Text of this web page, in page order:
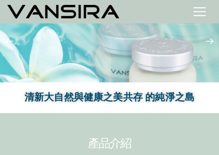
清新大自然與健康之美共存 的純淨之島
產品介紹